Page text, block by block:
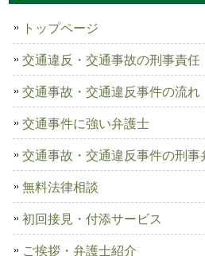
トップページ
交通違反・交通事故の刑事責任
交通事故・交通違反事件の流れ
交通事件に強い弁護士
交通事故・交通違反事件の刑事
無料法律相談
初回接見・付添サービス
ご挨拶・弁護士紹介